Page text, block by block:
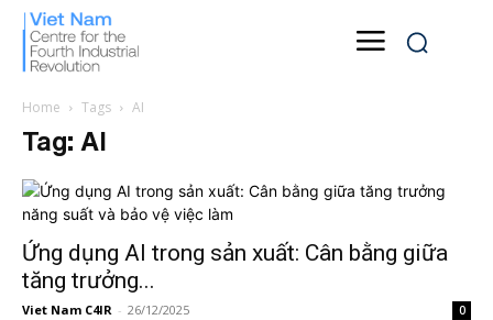
Home Tags AI
Tag: AI
Ứng dụng AI trong sản xuất: Cân bằng giữa
tăng trưởng...
Viet Nam C4IR - 26/12/2025 0